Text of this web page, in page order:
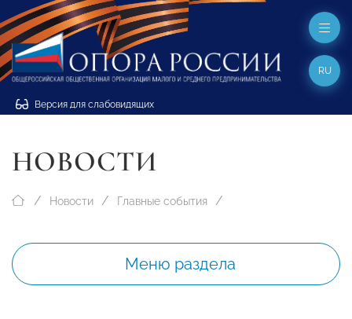
Версия для слабовидящих
RU
НОВОСТИ
Новости Главные события
Меню раздела